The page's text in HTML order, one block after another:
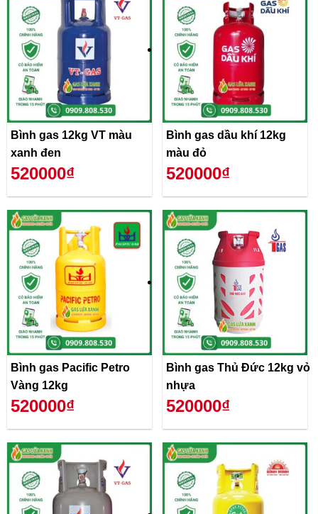
Bình gas 12kg VT màu
xanh đen
520000₫
Bình gas dầu khí 12kg
màu đỏ
520000₫
Bình gas Pacific Petro
Vàng 12kg
520000₫
Bình gas Thủ Đức 12kg vỏ
nhựa
520000₫